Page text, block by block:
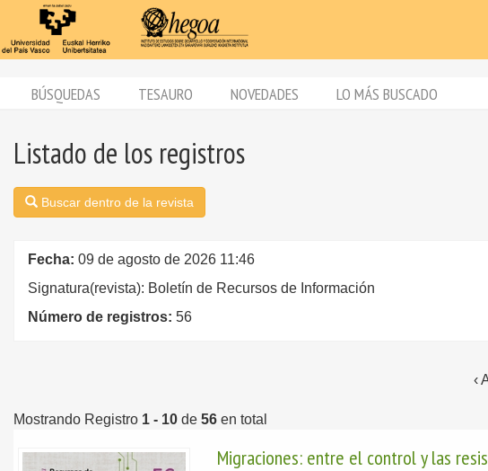
BÚSQUEDAS TESAURO NOVEDADES LO MÁS BUSCADO
Listado de los registros
Buscar dentro de la revista
Fecha: 09 de agosto de 2026 11:46
Signatura(revista): Boletín de Recursos de Información
Número de registros: 56
‹
Mostrando Registro 1 - 10 de 56 en total
Migraciones: entre el control y las